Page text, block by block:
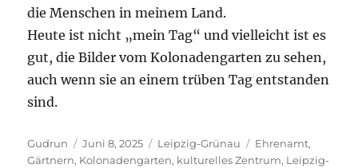
die Menschen in meinem Land.
Heute ist nicht „mein Tag“ und vielleicht ist es
gut, die Bilder vom Kolonadengarten zu sehen,
auch wenn sie an einem trüben Tag entstanden
sind.
Autor
Gudrun
Veröffentlicht
am
Juni 8, 2025 Kategorien
Leipzig-Grünau Schlagwörter
Ehrenamt,
Gärtnern, Kolonadengarten, kulturelles Zentrum, Leipzig-